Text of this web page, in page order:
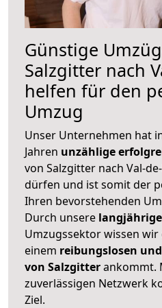
Günstige
Salzgitter nach
helfen für den
Umzug
Unser Unternehmen hat
Jahren unzählige
von Salzgitter nach Val-
dürfen und ist somit der
Ihren bevorstehenden
Durch unsere
Umzugssektor wissen
einem reibungslosen
von Salzgitterankommt.
zuverlässigen Netzwerk
Ziel.